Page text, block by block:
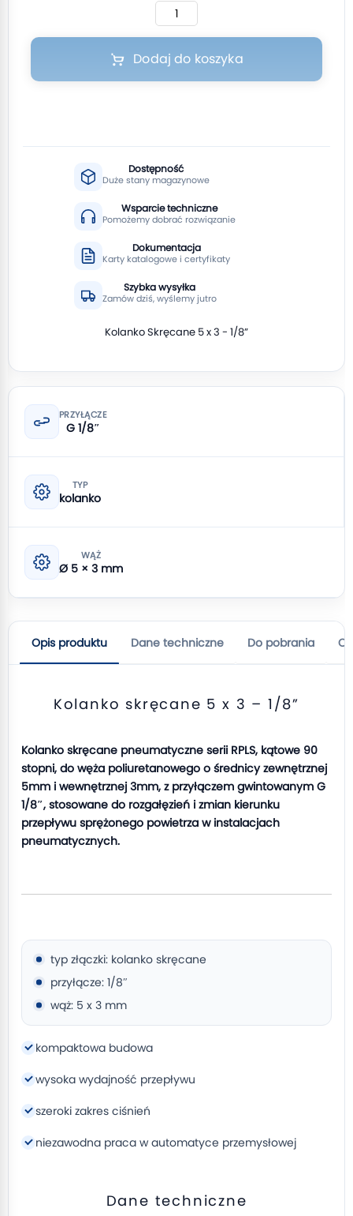
Dodaj do koszyka
Dostępność
Duże stany magazynowe
Wsparcie techniczne
Pomożemy dobrać rozwiązanie
Dokumentacja
Karty katalogowe i certyfikaty
Szybka wysyłka
Zamów dziś, wyślemy jutro
Kolanko Skręcane 5 x 3 - 1/8”
PRZYŁĄCZE
G 1/8″
TYP
kolanko
WĄŻ
Ø 5 × 3 mm
Opis produktu Dane techniczne Do pobrania
Kolanko skręcane 5 x 3 – 1/8”
Kolanko skręcane pneumatyczne serii RPLS, kątowe 90
stopni, do węża poliuretanowego o średnicy zewnętrznej
5mm i wewnętrznej 3mm, z przyłączem gwintowanym G
1/8″, stosowane do rozgałęzień i zmian kierunku
przepływu sprężonego powietrza w instalacjach
pneumatycznych.
typ złączki: kolanko skręcane
przyłącze: 1/8″
wąż: 5 x 3 mm
kompaktowa budowa
wysoka wydajność przepływu
szeroki zakres ciśnień
niezawodna praca w automatyce przemysłowej
Dane techniczne